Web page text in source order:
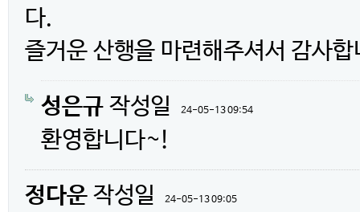
다.
즐거운 산행을 마련해주셔서 감사
성은규 작성일 24-05-13 09:54
환영합니다~!
정다운작성일 24-05-13 09:05